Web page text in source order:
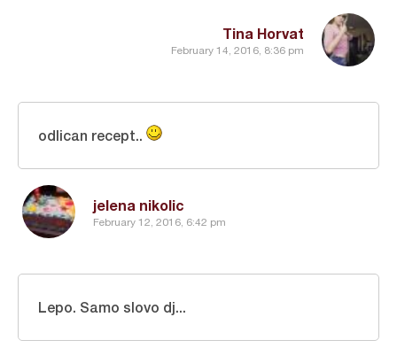
Tina Horvat
February 14, 2016, 8:36 pm
jelena nikolic
February 12, 2016, 6:42 pm
odlican recept..
Lepo. Samo slovo dj...